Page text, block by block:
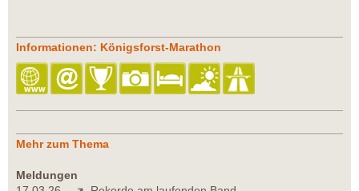
Informationen: Königsforst-Marathon
Mehr zum Thema
Meldungen